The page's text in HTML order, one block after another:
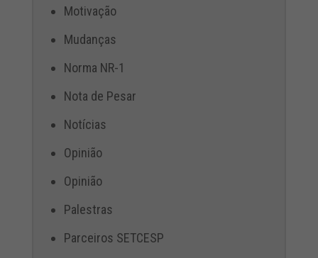
Motivação
Mudanças
Norma NR-1
Nota de Pesar
Notícias
Opinião
Opinião
Palestras
Parceiros SETCESP